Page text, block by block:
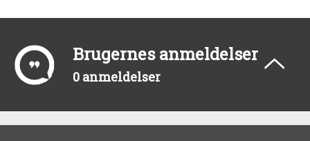
Brugernes anmeldelser
0 anmeldelser